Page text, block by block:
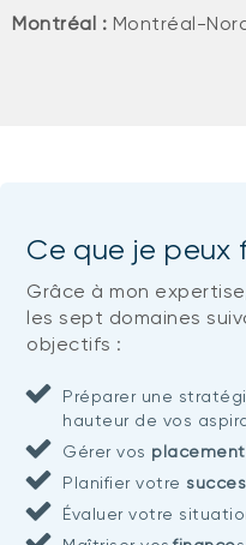
Montréal : Montréal-
Ce que je peux
Grâce à mon
les sept domaines
objectifs :
Préparer une
hauteur de vos
Gérer vos
Planifier votre
Évaluer votre